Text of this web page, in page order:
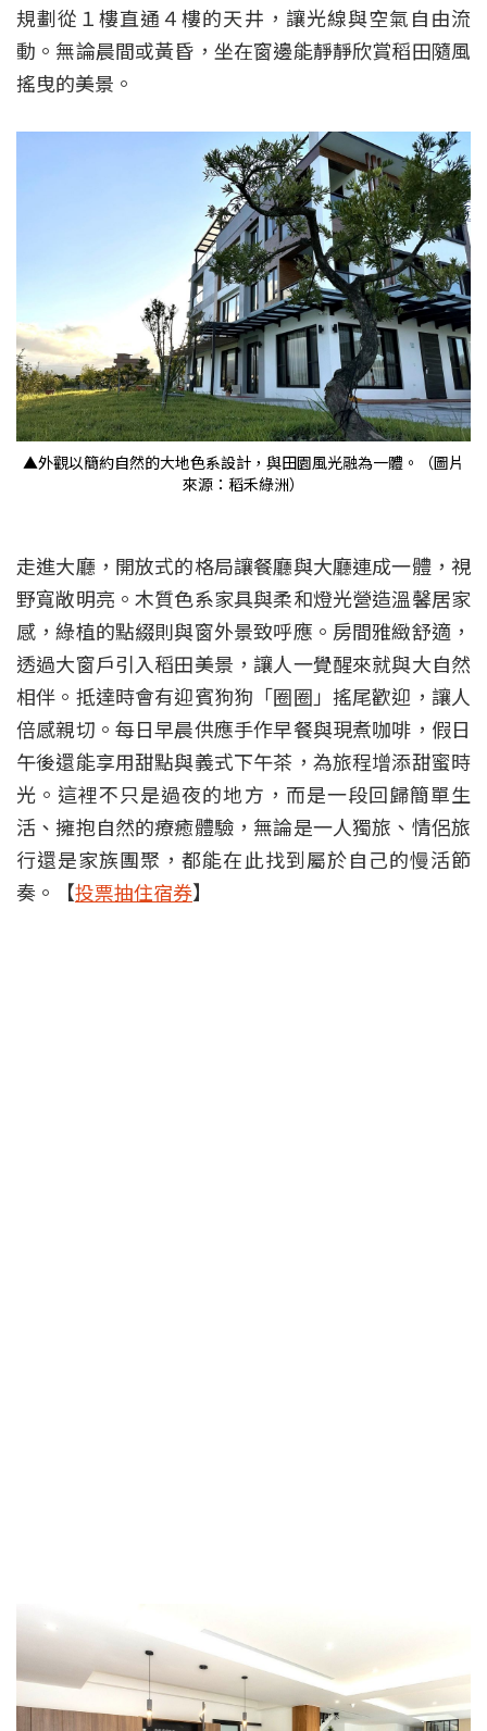
規劃從１樓直通４樓的天井，讓光線與空氣自由流
動。無論晨間或黃昏，坐在窗邊能靜靜欣賞稻田隨風
搖曳的美景。
▲外觀以簡約自然的大地色系設計，與田園風光融為一體。（圖片
來源：稻禾綠洲）
走進大廳，開放式的格局讓餐廳與大廳連成一體，視
野寬敞明亮。木質色系家具與柔和燈光營造溫馨居家
感，綠植的點綴則與窗外景致呼應。房間雅緻舒適，
透過大窗戶引入稻田美景，讓人一覺醒來就與大自然
相伴。抵達時會有迎賓狗狗「圈圈」搖尾歡迎，讓人
倍感親切。每日早晨供應手作早餐與現煮咖啡，假日
午後還能享用甜點與義式下午茶，為旅程增添甜蜜時
光。這裡不只是過夜的地方，而是一段回歸簡單生
活、擁抱自然的療癒體驗，無論是一人獨旅、情侶旅
行還是家族團聚，都能在此找到屬於自己的慢活節
奏。【投票抽住宿券】